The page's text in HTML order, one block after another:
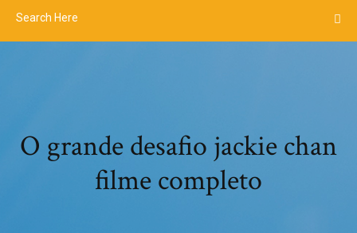
O grande desafio jackie chan
filme completo